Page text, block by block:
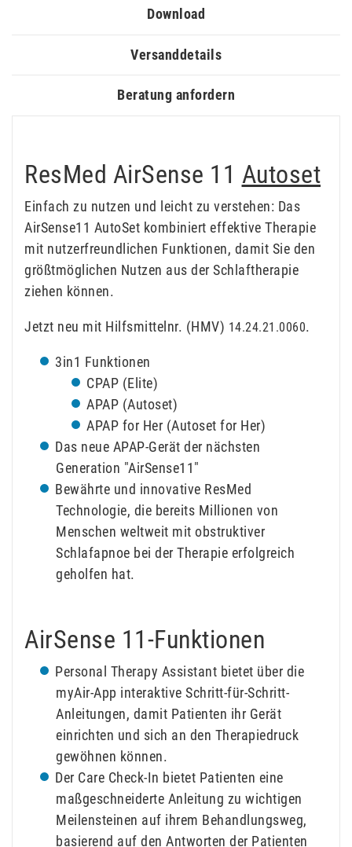
Download
Versanddetails
Beratung anfordern
ResMed AirSense 11 Autoset
Einfach zu nutzen und leicht zu verstehen: Das
AirSense11 AutoSet kombiniert effektive Therapie
mit nutzerfreundlichen Funktionen, damit Sie den
größtmöglichen Nutzen aus der Schlaftherapie
ziehen können.
Jetzt neu mit Hilfsmittelnr. (HMV) 14.24.21.0060.
3in1 Funktionen
CPAP (Elite)
APAP (Autoset)
APAP for Her (Autoset for Her)
Das neue APAP-Gerät der nächsten
Generation "AirSense11"
Bewährte und innovative ResMed
Technologie, die bereits Millionen von
Menschen weltweit mit obstruktiver
Schlafapnoe bei der Therapie erfolgreich
geholfen hat.
AirSense 11-Funktionen
Personal Therapy Assistant bietet über die
myAir-App interaktive Schritt-für-Schritt-
Anleitungen, damit Patienten ihr Gerät
einrichten und sich an den Therapiedruck
gewöhnen können.
Der Care Check-In bietet Patienten eine
maßgeschneiderte Anleitung zu wichtigen
Meilensteinen auf ihrem Behandlungsweg,
basierend auf den Antworten der Patienten